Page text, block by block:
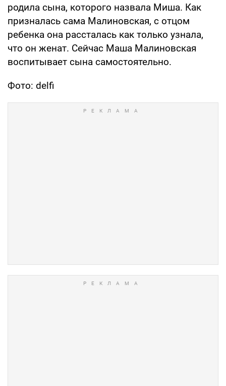
родила сына, которого назвала Миша. Как
призналась сама Малиновская, с отцом
ребенка она рассталась как только узнала,
что он женат. Сейчас Маша Малиновская
воспитывает сына самостоятельно.
Фото: delfi